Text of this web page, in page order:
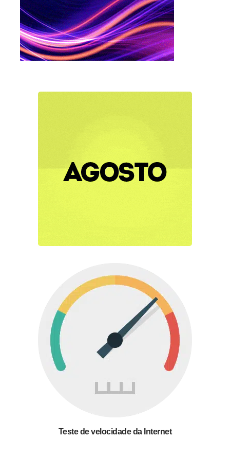
Teste de velocidade da Internet